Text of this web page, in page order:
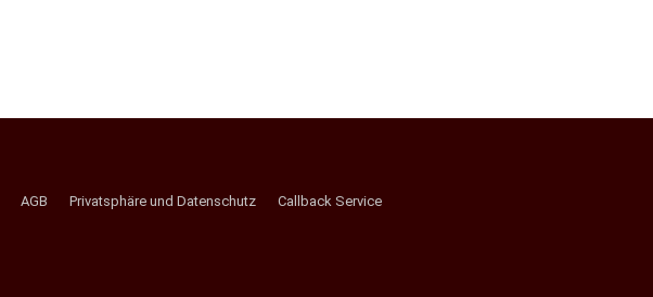
AGB Privatsphäre und Datenschutz Callback Service